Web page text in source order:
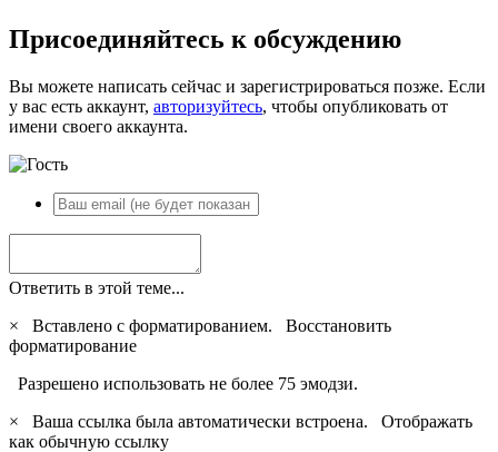
Присоединяйтесь к обсуждению
Вы можете написать сейчас и зарегистрироваться позже. Если
у вас есть аккаунт, авторизуйтесь, чтобы опубликовать от
имени своего аккаунта.
Ответить в этой теме...
×
Вставлено с форматированием. Восстановить
форматирование
Разрешено использовать не более 75 эмодзи.
×
Ваша ссылка была автоматически встроена. Отображать
как обычную ссылку